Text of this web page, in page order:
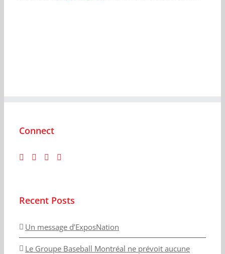
Connect
Recent Posts
Un message d’ExposNation
Le Groupe Baseball Montréal ne prévoit aucune